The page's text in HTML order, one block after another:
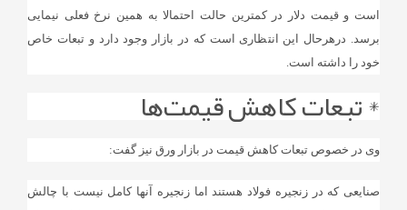
است و قیمت دلار در کمترین حالت احتمالا به همین نرخ فعلی نیمایی
برسد. درهرحال این انتظاری است که در بازار وجود دارد و تبعات خاص
خود را داشته است.
* تبعات کاهش قیمت‌ها
وی در خصوص تبعات کاهش قیمت در بازار ورق نیز گفت:
صنایعی که در زنجیره فولاد هستند اما زنجیره آنها کامل نیست با چالش